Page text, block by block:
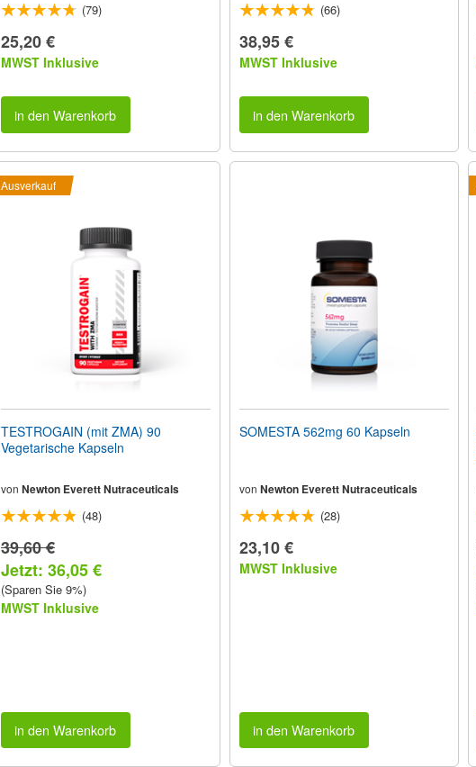
(79)
25,20 €
MWST Inklusive
in den Warenkorb
(66)
38,95 €
MWST Inklusive
in den Warenkorb
Ausverkauf
TESTROGAIN (mit ZMA) 90
Vegetarische Kapseln
von Newton Everett Nutraceuticals
(48)
39,60 €
Jetzt: 36,05 €
(Sparen Sie 9%)
MWST Inklusive
in den Warenkorb
SOMESTA 562mg 60 Kapseln
von Newton Everett Nutraceuticals
(28)
23,10 €
MWST Inklusive
in den Warenkorb